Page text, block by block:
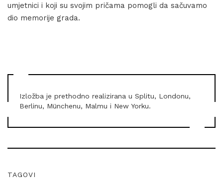
umjetnici i koji su svojim pričama pomogli da sačuvamo
dio memorije grada.
Izložba je prethodno realizirana u Splitu, Londonu,
Berlinu, Münchenu, Malmu i New Yorku.
TAGOVI